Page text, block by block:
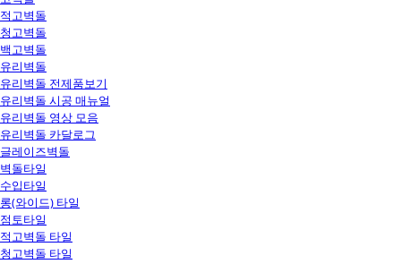
적고벽돌
청고벽돌
백고벽돌
유리벽돌
유리벽돌 전제품보기
유리벽돌 시공 매뉴얼
유리벽돌 영상 모음
유리벽돌 카달로그
글레이즈벽돌
벽돌타일
수입타일
롱(와이드) 타일
점토타일
적고벽돌 타일
청고벽돌 타일